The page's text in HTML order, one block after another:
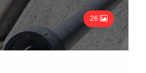
26